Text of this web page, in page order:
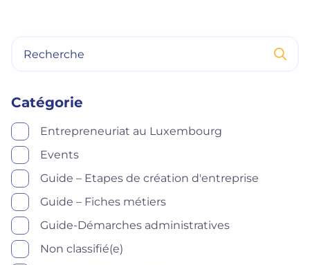
Catégorie
Entrepreneuriat au Luxembourg
Events
Guide – Etapes de création d'entreprise
Guide – Fiches métiers
Guide-Démarches administratives
Non classifié(e)